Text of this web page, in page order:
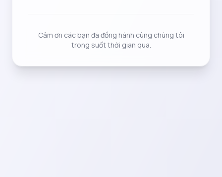
Cảm ơn các bạn đã đồng hành cùng chúng tôi
trong suốt thời gian qua.